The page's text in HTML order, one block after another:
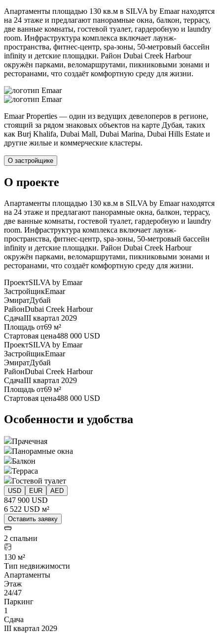
Апартаменты площадью 130 кв.м в SILVA by Emaar находятся
на 24 этаже и предлагают панорамные окна, балкон, террасу,
две ванные комнаты, гостевой туалет, гардеробную и laundry
room. Инфраструктура комплекса включает лаунж-
пространства, фитнес-центр, spa-зоны, 50-метровый бассейн
infinity и детские площадки. Район Dubai Creek Harbour
окружён парками, веломаршрутами, пикниковыми зонами и
ресторанами, что создаёт комфортную среду для жизни.
Emaar Properties — один из ведущих девелоперов в регионе,
стоящий за рядом знаковых объектов на карте Дубая, таких
как Burj Khalifa, Dubai Mall, Dubai Marina, Dubai Hills Estate и
другие жилые и коммерческие кластеры.
О застройщике
О проекте
Апартаменты площадью 130 кв.м в SILVA by Emaar находятся
на 24 этаже и предлагают панорамные окна, балкон, террасу,
две ванные комнаты, гостевой туалет, гардеробную и laundry
room. Инфраструктура комплекса включает лаунж-
пространства, фитнес-центр, spa-зоны, 50-метровый бассейн
infinity и детские площадки. Район Dubai Creek Harbour
окружён парками, веломаршрутами, пикниковыми зонами и
ресторанами, что создаёт комфортную среду для жизни.
ПроектSILVA by Emaar
ЗастройщикEmaar
ЭмиратДубай
РайонDubai Creek Harbour
СдачаIII квартал 2029
Площадь от69 м²
Стартовая цена488 000 USD
ПроектSILVA by Emaar
ЗастройщикEmaar
ЭмиратДубай
РайонDubai Creek Harbour
СдачаIII квартал 2029
Площадь от69 м²
Стартовая цена488 000 USD
Особенности и удобства
Прачечная
Панорамные окна
Балкон
Терраса
Гостевой туалет
USD EUR AED
847 900 USD
6 522 USD м²
Оставить заявку
2 спальни
130 м²
Тип недвижимости
Апартаменты
Этаж
24/47
Паркинг
1
Сдача
III квартал 2029